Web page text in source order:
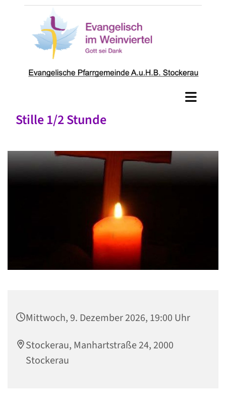
Stille 1/2 Stunde
Mittwoch, 9. Dezember 2026, 19:00 Uhr
Stockerau, Manhartstraße 24, 2000
Stockerau